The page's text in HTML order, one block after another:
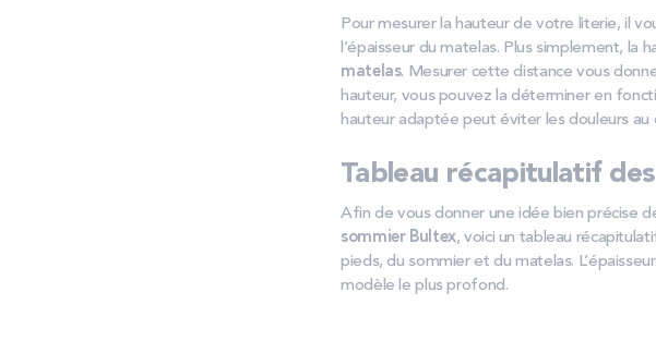
Pour mesurer la hauteur de votre literie, il
l’épaisseur du matelas. Plus simplement, la
matelas. Mesurer cette distance vous
hauteur, vous pouvez la déterminer en
hauteur adaptée peut éviter les douleurs au
Tableau récapitulatif
Afin de vous donner une idée bien précise
sommier Bultex, voici un tableau
pieds, du sommier et du matelas.
modèle le plus profond.